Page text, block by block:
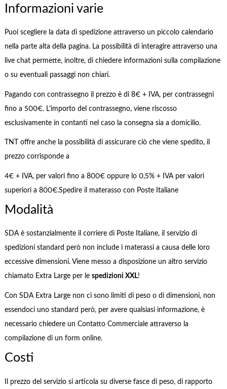
Informazioni varie
Puoi scegliere la data di spedizione attraverso un piccolo calendario
nella parte alta della pagina. La possibilità di interagire attraverso una
live chat permette, inoltre, di chiedere informazioni sulla compilazione
o su eventuali passaggi non chiari.
Pagando con contrassegno il prezzo è di 8€ + IVA, per contrassegni
fino a 500€. L’importo del contrassegno, viene riscosso
esclusivamente in contanti nel caso la consegna sia a domicilio.
TNT offre anche la possibilità di assicurare ciò che viene spedito, il
prezzo corrisponde a
4€ + IVA, per valori fino a 800€ oppure lo 0,5% + IVA per valori
superiori a 800€.Spedire il materasso con Poste Italiane
Modalità
SDA è sostanzialmente il corriere di Poste Italiane, il servizio di
spedizioni standard però non include i materassi a causa delle loro
eccessive dimensioni. Viene messo a disposizione un altro servizio
chiamato Extra Large per le spedizioni XXL!
Con SDA Extra Large non ci sono limiti di peso o di dimensioni, non
essendoci uno standard però, per avere qualsiasi informazione, è
necessario chiedere un Contatto Commerciale attraverso la
compilazione di un form online.
Costi
Il prezzo del servizio si articola su diverse fasce di peso, di rapporto